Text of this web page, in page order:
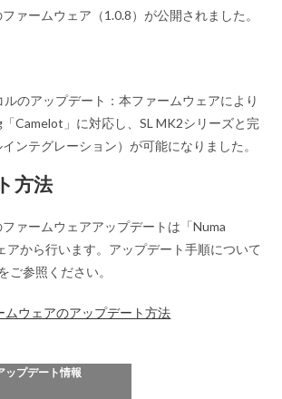
ァームウェア（1.0.8）が公開されました。
ルのアップデート：本ファームウェアにより
Camelot」に対応し、SL MK2シリーズと完
ンテグレーション）が可能になりました。
方法
ァームウェアアップデートは「Numa
アから行います。アップデート手順について
ご参照ください。
ムウェアのアップデート方法
ップデート情報